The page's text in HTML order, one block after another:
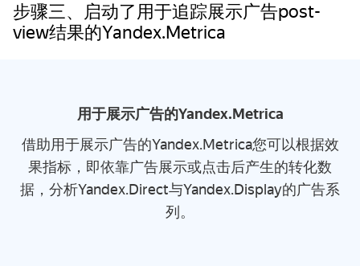
步骤三、启动了用于追踪展示广告post-
view结果的Yandex.Metrica
用于展示广告的Yandex.Metrica
借助用于展示广告的Yandex.Metrica您可以根据效
果指标，即依靠广告展示或点击后产生的转化数
据，分析Yandex.Direct与Yandex.Display的广告系
列。